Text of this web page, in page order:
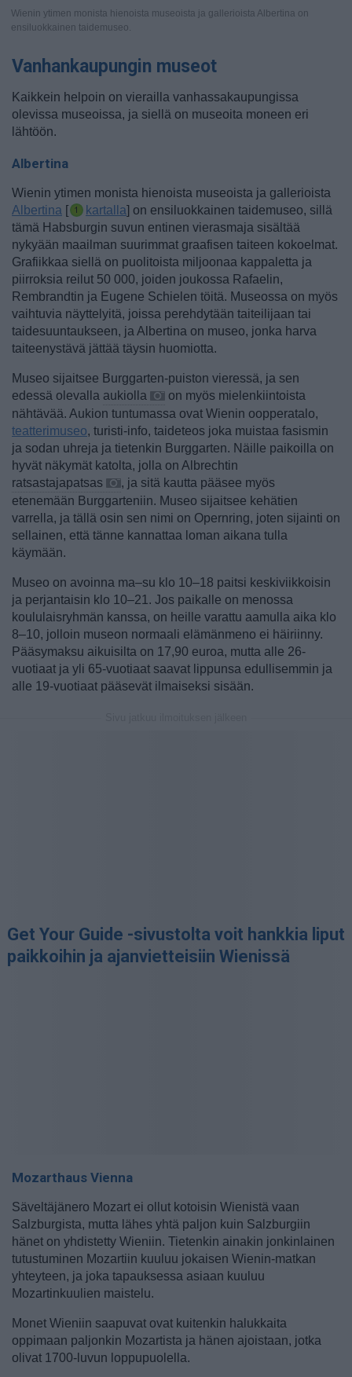
Wienin ytimen monista hienoista museoista ja gallerioista Albertina on
ensiluokkainen taidemuseo.
Vanhankaupungin museot
Kaikkein helpoin on vierailla vanhassakaupungissa
olevissa museoissa, ja siellä on museoita moneen eri
lähtöön.
Albertina
Wienin ytimen monista hienoista museoista ja gallerioista
Albertina [ kartalla] on ensiluokkainen taidemuseo, sillä
tämä Habsburgin suvun entinen vierasmaja sisältää
nykyään maailman suurimmat graafisen taiteen kokoelmat.
Grafiikkaa siellä on puolitoista miljoonaa kappaletta ja
piirroksia reilut 50 000, joiden joukossa Rafaelin,
Rembrandtin ja Eugene Schielen töitä. Museossa on myös
vaihtuvia näyttelyitä, joissa perehdytään taiteilijaan tai
taidesuuntaukseen, ja Albertina on museo, jonka harva
taiteenystävä jättää täysin huomiotta.
Museo sijaitsee Burggarten-puiston vieressä, ja sen
edessä olevalla aukiolla
on myös mielenkiintoista
nähtävää. Aukion tuntumassa ovat Wienin oopperatalo,
teatterimuseo, turisti-info, taideteos joka muistaa fasismin
ja sodan uhreja ja tietenkin Burggarten. Näille paikoilla on
hyvät näkymät katolta, jolla on Albrechtin
ratsastajapatsas
, ja sitä kautta pääsee myös
etenemään Burggarteniin. Museo sijaitsee kehätien
varrella, ja tällä osin sen nimi on Opernring, joten sijainti on
sellainen, että tänne kannattaa loman aikana tulla
käymään.
Museo on avoinna ma–su klo 10–18 paitsi keskiviikkoisin
ja perjantaisin klo 10–21. Jos paikalle on menossa
koululaisryhmän kanssa, on heille varattu aamulla aika klo
8–10, jolloin museon normaali elämänmeno ei häiriinny.
Pääsymaksu aikuisilta on 17,90 euroa, mutta alle 26-
vuotiaat ja yli 65-vuotiaat saavat lippunsa edullisemmin ja
alle 19-vuotiaat pääsevät ilmaiseksi sisään.
Get Your Guide -sivustolta voit hankkia liput
paikkoihin ja ajanvietteisiin Wienissä
Mozarthaus Vienna
Säveltäjänero Mozart ei ollut kotoisin Wienistä vaan
Salzburgista, mutta lähes yhtä paljon kuin Salzburgiin
hänet on yhdistetty Wieniin. Tietenkin ainakin jonkinlainen
tutustuminen Mozartiin kuuluu jokaisen Wienin-matkan
yhteyteen, ja joka tapauksessa asiaan kuuluu
Mozartinkuulien maistelu.
Monet Wieniin saapuvat ovat kuitenkin halukkaita
oppimaan paljonkin Mozartista ja hänen ajoistaan, jotka
olivat 1700-luvun loppupuolella.